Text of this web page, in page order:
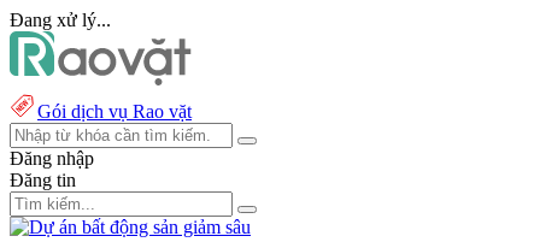
Đang xử lý...
Gói dịch vụ Rao vặt
Đăng nhập
Đăng tin